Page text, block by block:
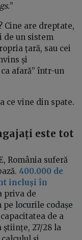
”
Cine are dreptate,
de un sistem
țară, sau cei
și
afară” într-un
ce vine din spate.
este tot
România suferă
400.000 de
incluși în
priva de
locurile codașe
de a
27/28 la